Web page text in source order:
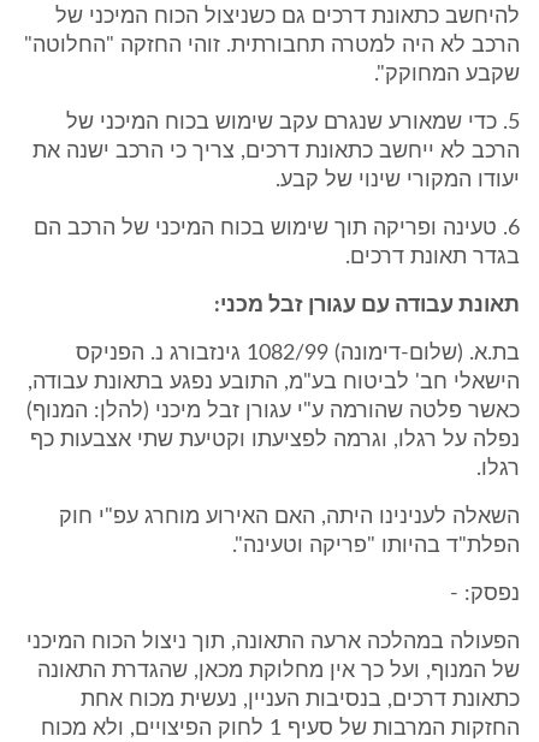
להיחשב כתאונת דרכים גם כשניצול הכוח המיכני של
הרכב לא היה למטרה תחבורתית. זוהי החזקה "החלוטה"
שקבע המחוקק".
5. כדי שמאורע שנגרם עקב שימוש בכוח המיכני של
הרכב לא ייחשב כתאונת דרכים, צריך כי הרכב ישנה את
יעודו המקורי שינוי של קבע.
6. טעינה ופריקה תוך שימוש בכוח המיכני של הרכב הם
בגדר תאונת דרכים.
תאונת עבודה עם עגורן זבל מכני:
בת.א. (שלום-דימונה) 1082/99 גינזבורג נ. הפניקס
הישאלי חב' לביטוח בע"מ, התובע נפגע בתאונת עבודה,
כאשר פלטה שהורמה ע"י עגורן זבל מיכני (להלן: המנוף)
נפלה על רגלו, וגרמה לפציעתו וקטיעת שתי אצבעות כף
רגלו.
השאלה לענינינו היתה, האם האירוע מוחרג עפ"י חוק
הפלת"ד בהיותו "פריקה וטעינה".
נפסק: -
הפעולה במהלכה ארעה התאונה, תוך ניצול הכוח המיכני
של המנוף, ועל כך אין מחלוקת מכאן, שהגדרת התאונה
כתאונת דרכים, בנסיבות העניין, נעשית מכוח אחת
החזקות המרבות של סעיף 1 לחוק הפיצויים, ולא מכוח